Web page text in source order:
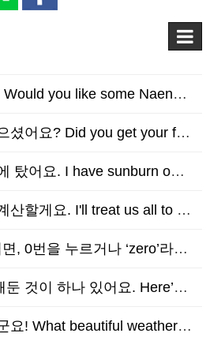
you like some Naengmyon?
요? Did you get your flu shot?
I have sunburn on my back and sh…
게요. I'll treat us all to dinner.
거나 ‘zero’라고 말하세요. To speak to a…
나 있어요. Here’s a copy of the recip…
beautiful weather we are havin…